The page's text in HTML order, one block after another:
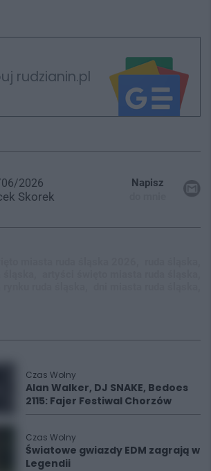
rudzianin.pl
2026
Skorek
Napisz
Czas Wolny
Alan Walker, DJ SNAKE, Bedoes
2115: Fajer Festiwal Chorzów
Czas Wolny
Światowe gwiazdy EDM zagrają w
Legendii